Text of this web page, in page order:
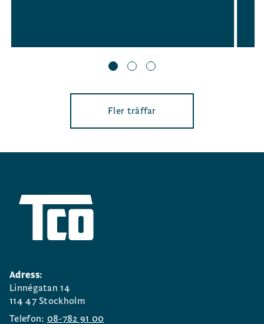
Fler träffar
Adress:
Linnégatan 14
114 47 Stockholm
Telefon: 08-782 91 00